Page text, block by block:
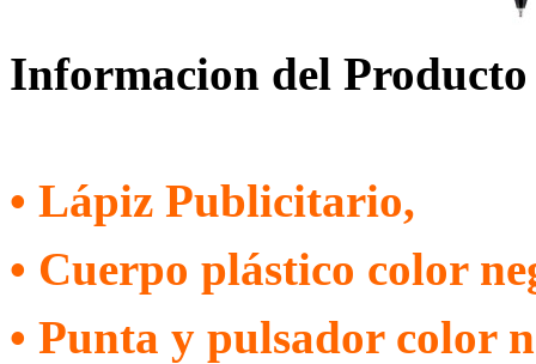
Informacion del Producto
• Lápiz Publicitario,
• Cuerpo plástico color
• Punta y pulsador color